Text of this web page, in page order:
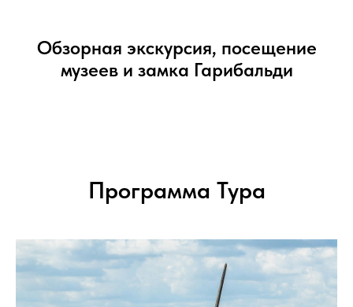
Обзорная экскурсия, посещение
музеев и замка Гарибальди
Программа Тура